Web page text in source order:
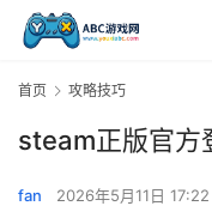
首页 攻略技巧
steam正版官方
fan 2026年5月11日 17:22